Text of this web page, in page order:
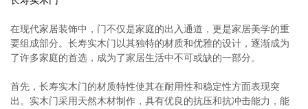
在现代家居装饰中，门不仅是家庭的出入通道，更是家居美学的重
要组成部分。长寿实木门以其独特的材质和优雅的设计，逐渐成为
了许多家庭的首选，成为了家居生活中不可或缺的一部分。
首先，长寿实木门的材质特性使其在耐用性和稳定性方面表现突
出。实木门采用天然木材制作，具有优良的抗压和抗冲击能力，能